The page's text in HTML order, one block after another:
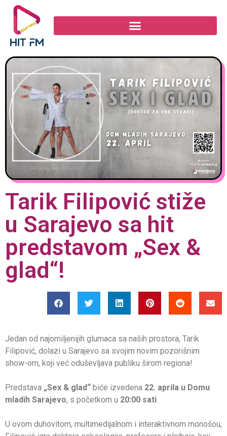
Tarik Filipović stiže
u Sarajevo sa hit
predstavom „Sex &
glad“!
Jedan od najomiljenijih glumaca sa naših prostora, Tarik
Filipović, dolazi u Sarajevo sa svojim novim pozorišnim
show-om, koji već oduševljava publiku širom regiona!
Predstava „Sex & glad“ biće izvedena 22. aprila u Domu
mladih Sarajevo, s početkom u 20:00 sati.
U ovom duhovitom, multimedijalnom i interaktivnom monošou,